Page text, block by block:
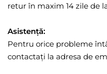
retur în maxim 14 zile de
Asistență:
Pentru orice probleme
contactați la adresa de